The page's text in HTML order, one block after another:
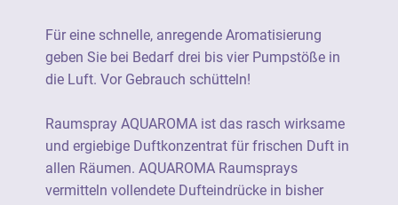
Nicht auf offene Flammen oder heiße oder
glühende Gegenstände sprühen. Kontakt mit
offenem Feuer meiden. Kontakt mit Augen,
nicht in die Hände von Kindern gelangen.
Signalwort: Gefahr
Kann allergische Hautreaktionen
Für eine schnelle, anregende Aromatisierung
geben Sie bei Bedarf drei bis vier Pumpstöße in
die Luft. Vor Gebrauch schütteln!
Raumspray AQUAROMA ist das rasch wirksame
und ergiebige Duftkonzentrat für frischen Duft in
allen Räumen. AQUAROMA Raumsprays
vermitteln vollendete Dufteindrücke in bisher